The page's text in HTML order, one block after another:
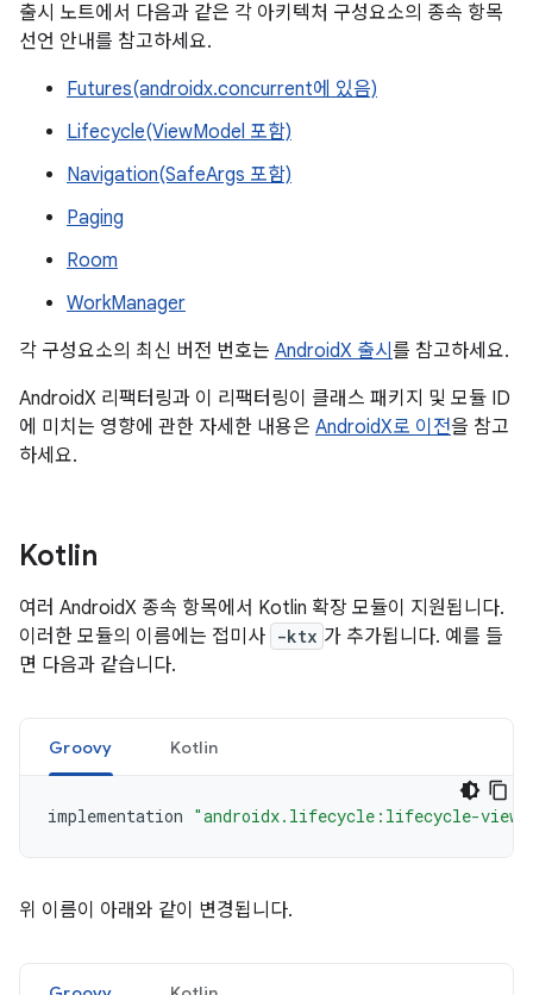
출시 노트에서 다음과 같은 각 아키텍처 구성요소의 종속 항목
선언 안내를 참고하세요.
Futures(androidx.concurrent에 있음)
Lifecycle(ViewModel 포함)
Navigation(SafeArgs 포함)
Paging
Room
WorkManager
각 구성요소의 최신 버전 번호는 AndroidX 출시 를 참고하세요.
AndroidX 리팩터링과 이 리팩터링이 클래스 패키지 및 모듈 ID
에 미치는 영향에 관한 자세한 내용은 AndroidX로 이전을 참고
하세요.
Kotlin
여러 AndroidX 종속 항목에서 Kotlin 확장 모듈이 지원됩니다.
이러한 모듈의 이름에는 접미사 -ktx 가 추가됩니다. 예를 들
면 다음과 같습니다.
Groovy Kotlin
implementation "androidx.lifecycle:lifecycle-
위 이름이 아래와 같이 변경됩니다.